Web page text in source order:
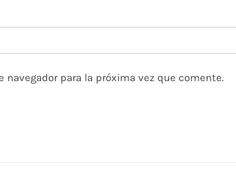
para la próxima vez que comente.